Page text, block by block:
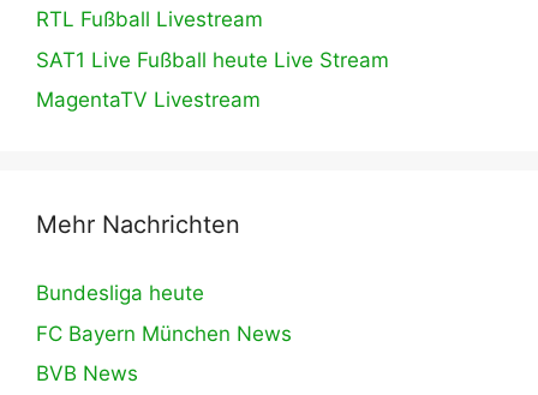
RTL Fußball Livestream
SAT1 Live Fußball heute Live Stream
MagentaTV Livestream
Mehr Nachrichten
Bundesliga heute
FC Bayern München News
BVB News